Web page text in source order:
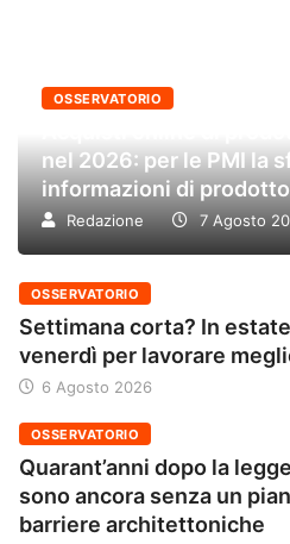
OSSERVATORIO
nel 2026: per le PMI la
informazioni di prodotto
Redazione 7 Agosto
OSSERVATORIO
Settimana corta? In
venerdì per lavorare
6 Agosto 2026
OSSERVATORIO
Quarant’anni dopo la
sono ancora senza un
barriere architettoniche